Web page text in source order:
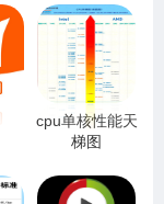
cpu单核性能天
梯图